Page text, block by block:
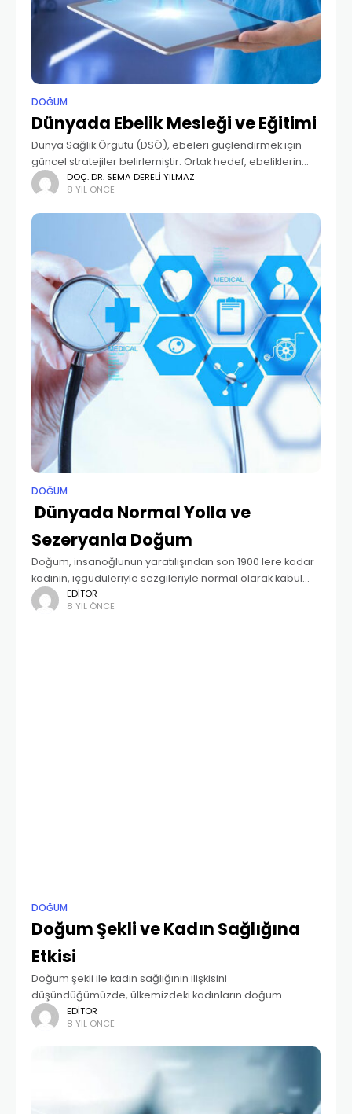
DOĞUM
Dünyada Ebelik Mesleği ve Eğitimi
Dünya Sağlık Örgütü (DSÖ), ebeleri güçlendirmek için
güncel stratejiler belirlemiştir. Ortak hedef, ebeliklerin
nüfusun sağlık ve refahının geliştirilmesine ve sağlık
eşitsizliklerinin azaltılmasına katkıda bulunmaktır (1, 2, 3).
Birçok üye devlette
DOÇ. DR. SEMA DERELI YILMAZ
8 YIL ÖNCE
DOĞUM
Dünyada Normal Yolla ve
Sezeryanla Doğum
Doğum, insanoğlunun yaratılışından son 1900 lere kadar
kadının, içgüdüleriyle sezgileriyle normal olarak kabul
ettiği yaşamının doğal bir parçasıydı. Doğum sırasında
doğum yapan kadına, kendisi de doğum yapmış
EDITOR
8 YIL ÖNCE
DOĞUM
Doğum Şekli ve Kadın Sağlığına
Etkisi
Doğum şekli ile kadın sağlığının ilişkisini
düşündüğümüzde, ülkemizdeki kadınların doğum
yöntemlerini seçerken bulundukları coğrafyaya bağlı
olarak değişen toplumsal koşulların üzerlerinde yarattığı
etki iç acıtan bir durum. Batıdan doğuya doğru gidildikçe
EDITOR
8 YIL ÖNCE